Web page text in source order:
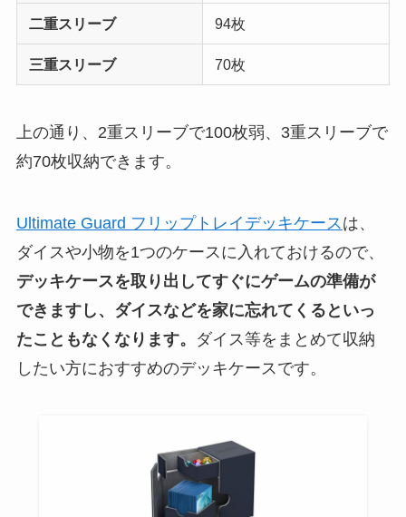
二重スリーブ 94枚
三重スリーブ 70枚
上の通り、2重スリーブで100枚弱、3重スリーブで
約70枚収納できます。
Ultimate Guard フリップトレイデッキケース は、
ダイスや小物を1つのケースに入れておけるので、
デッキケースを取り出してすぐにゲームの準備が
できますし、ダイスなどを家に忘れてくるといっ
たこともなくなります。
ダイス等をまとめて収納
したい方におすすめのデッキケースです。